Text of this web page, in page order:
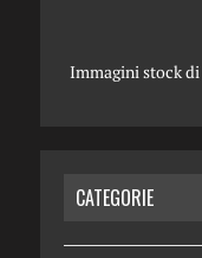
Immagini stock di
CATEGORIE